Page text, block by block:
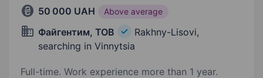
50 000 UAH Above average
Файгентим, ТОВ
Rakhny-Lisovi,
searching in Vinnytsia
Full-time. Work experience more than 1 year.